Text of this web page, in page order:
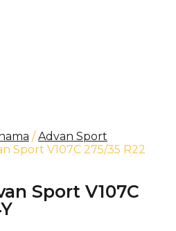
/Advan Sport
Sport V107C 275/35 R22
Sport V107C